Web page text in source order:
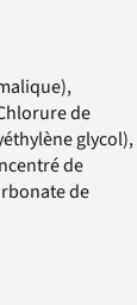
de
glycol),
de
de